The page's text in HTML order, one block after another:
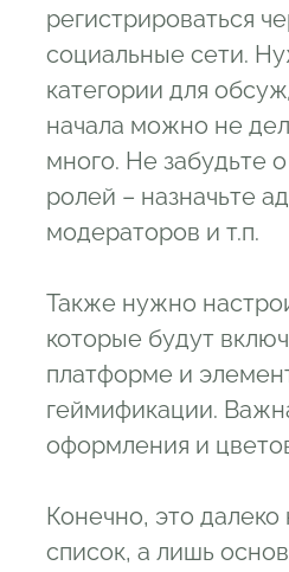
регистрироваться
социальные сети.
категории для
начала можно не
много. Не забудьте
ролей – назначьте
модераторов и т.п.
Также нужно
которые будут
платформе и
геймификации.
оформления и
Конечно, это
список, а лишь